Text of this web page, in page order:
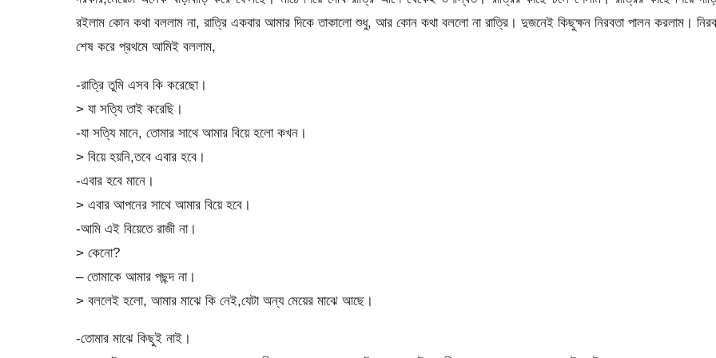
রইলাম কোন কথা বললাম না, রাত্রি একবার আমার দিকে তাকালো শুধু, আর কোন কথা বললো না রাত্রি। দুজনেই কিছুক্ষন নিরবতা পালন করলাম।
শেষ করে প্রথমে আমিই বললাম,
-রাত্রি তুমি এসব কি করেছো।
> যা সত্যি তাই করেছি।
-যা সত্যি মানে, তোমার সাথে আমার বিয়ে হলো কখন।
> বিয়ে হয়নি,তবে এবার হবে।
-এবার হবে মানে।
> এবার আপনের সাথে আমার বিয়ে হবে।
-আমি এই বিয়েতে রাজী না।
> কেনো?
– তোমাকে আমার পছন্দ না।
> বললেই হলো, আমার মাঝে কি নেই,যেটা অন্য মেয়ের মাঝে আছে।
-তোমার মাঝে কিছুই নাই।